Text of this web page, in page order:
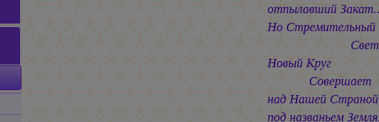
отпылавший
Но Стремительный
Свет
Новый Круг
Совершает
над Нашей
под названьем